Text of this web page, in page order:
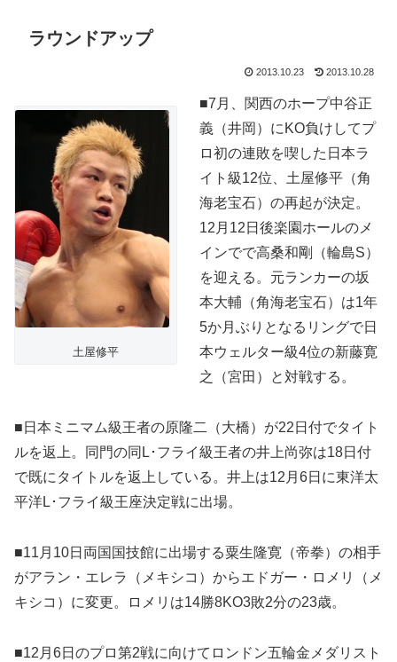
ラウンドアップ
2013.10.23 2013.10.28
土屋修平
■7月、関西のホープ中谷正
義（井岡）にKO負けしてプ
ロ初の連敗を喫した日本ラ
イト級12位、土屋修平（角
海老宝石）の再起が決定。
12月12日後楽園ホールのメ
インでで高桑和剛（輪島S）
を迎える。元ランカーの坂
本大輔（角海老宝石）は1年
5か月ぶりとなるリングで日
本ウェルター級4位の新藤寛
之（宮田）と対戦する。
■日本ミニマム級王者の原隆二（大橋）が22日付でタイト
ルを返上。同門の同L･フライ級王者の井上尚弥は18日付
で既にタイトルを返上している。井上は12月6日に東洋太
平洋L･フライ級王座決定戦に出場。
■11月10日両国国技館に出場する粟生隆寛（帝拳）の相手
がアラン・エレラ（メキシコ）からエドガー・ロメリ（メ
キシコ）に変更。ロメリは14勝8KO3敗2分の23歳。
■12月6日のプロ第2戦に向けてロンドン五輪金メダリスト